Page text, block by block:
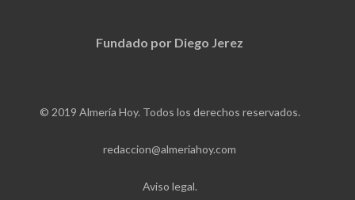
Fundado por Diego Jerez
© 2019 Almería Hoy. Todos los derechos reservados.
redaccion@almeriahoy.com
Aviso legal.